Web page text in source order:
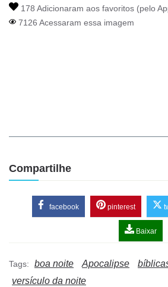
178 Adicionaram aos favoritos (pelo
7126 Acessaram essa imagem
Compartilhe
facebook pinterest
Baixar
Tags: boa noite Apocalipse
versículo da noite